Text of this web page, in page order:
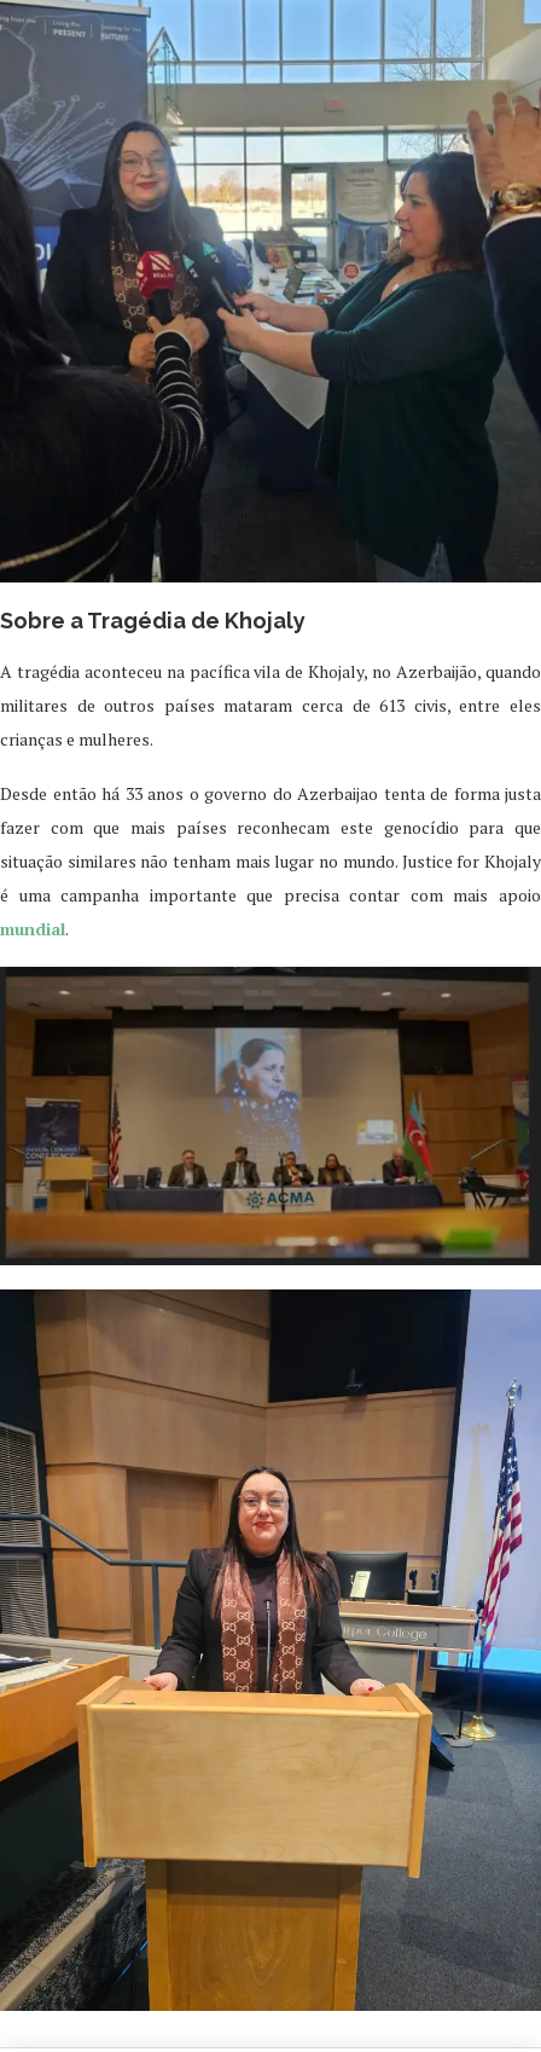
Sobre a Tragédia de Khojaly
A tragédia aconteceu na pacífica vila de Khojaly, no Azerbaijão, quando
militares de outros países mataram cerca de 613 civis, entre eles
crianças e mulheres.
Desde então há 33 anos o governo do Azerbaijao tenta de forma justa
fazer com que mais países reconhecam este genocídio para que
situação similares não tenham mais lugar no mundo. Justice for Khojaly
é uma campanha importante que precisa contar com mais apoio
mundial.